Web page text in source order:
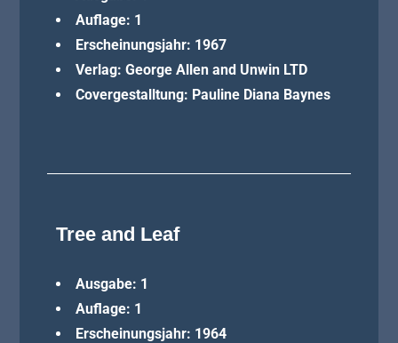
Auflage: 1
Erscheinungsjahr: 1967
Verlag: George Allen and Unwin LTD
Covergestalltung: Pauline Diana Baynes
Tree and Leaf
Ausgabe: 1
Auflage: 1
Erscheinungsjahr: 1964